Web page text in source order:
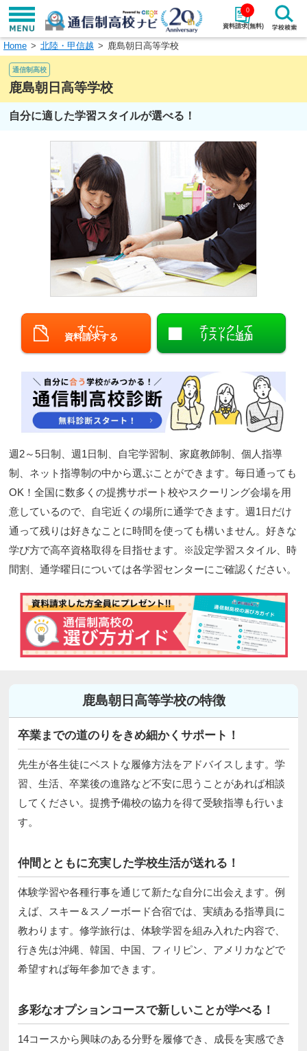
資料請求(無料)
0
学校名で探す
エリアから探す
エリアを選択して探す
北海道・東北
北陸・甲信越
中国
九州・沖縄
閉じる
Home 北陸・甲信越 鹿島朝日高等学校
通信制高校
鹿島朝日高等学校
自分に適した学習スタイルが選べる！
すぐに
資料請求する
チェックして
リストに追加
週2～5日制、週1日制、自宅学習制、家庭教師制、個人指導
制、ネット指導制の中から選ぶことができます。毎日通っても
OK！全国に数多くの提携サポート校やスクーリング会場を用
意しているので、自宅近くの場所に通学できます。週1日だけ
通って残りは好きなことに時間を使っても構いません。好きな
学び方で高卒資格取得を目指せます。※設定学習スタイル、時
間割、通学曜日については各学習センターにご確認ください。
鹿島朝日高等学校の特徴
卒業までの道のりをきめ細かくサポート！
先生が各生徒にベストな履修方法をアドバイスします。学
習、生活、卒業後の進路など不安に思うことがあれば相談
してください。提携予備校の協力を得て受験指導も行いま
す。
仲間とともに充実した学校生活が送れる！
体験学習や各種行事を通じて新たな自分に出会えます。例
えば、スキー＆スノーボード合宿では、実績ある指導員に
教わります。修学旅行は、体験学習を組み入れた内容で、
行き先は沖縄、韓国、中国、フィリピン、アメリカなどで
希望すれば毎年参加できます。
多彩なオプションコースで新しいことが学べる！
14コースから興味のある分野を履修でき、成長を実感でき